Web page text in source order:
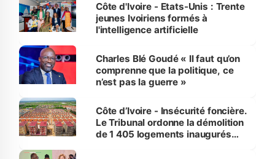
Côte d'Ivoire - Etats-Unis : Trente
jeunes Ivoiriens formés à
l'intelligence artificielle
Charles Blé Goudé « Il faut qu’on
comprenne que la politique, ce
n’est pas la guerre »
Côte d’Ivoire - Insécurité foncière.
Le Tribunal ordonne la démolition
de 1 405 logements inaugurés